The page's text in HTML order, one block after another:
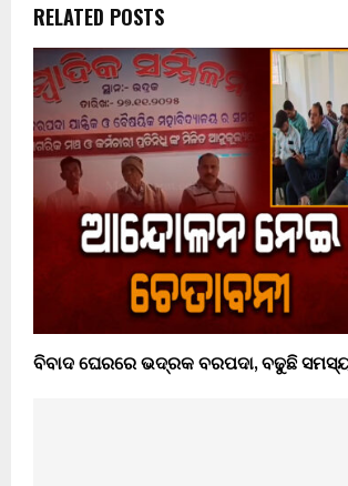
RELATED POSTS
ବିବାଦ ଘେରରେ ଭଦ୍ରକ ବରପଦା, ବଢୁଛି